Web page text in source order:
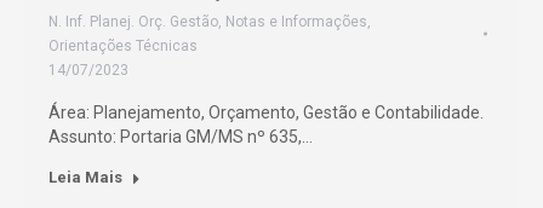
N. Inf. Planej. Orç. Gestão, Notas e Informações,
Orientações Técnicas
14/07/2023
Área: Planejamento, Orçamento, Gestão e Contabilidade.
Assunto: Portaria GM/MS nº 635,…
Leia Mais